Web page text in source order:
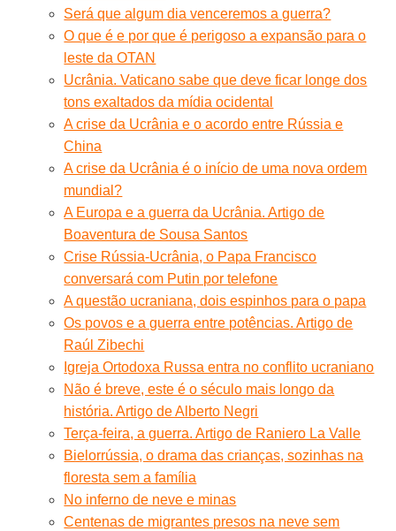
Será que algum dia venceremos a guerra?
O que é e por que é perigoso a expansão para o
leste da OTAN
Ucrânia. Vaticano sabe que deve ficar longe dos
tons exaltados da mídia ocidental
A crise da Ucrânia e o acordo entre Rússia e
China
A crise da Ucrânia é o início de uma nova ordem
mundial?
A Europa e a guerra da Ucrânia. Artigo de
Boaventura de Sousa Santos
Crise Rússia-Ucrânia, o Papa Francisco
conversará com Putin por telefone
A questão ucraniana, dois espinhos para o papa
Os povos e a guerra entre potências. Artigo de
Raúl Zibechi
Igreja Ortodoxa Russa entra no conflito ucraniano
Não é breve, este é o século mais longo da
história. Artigo de Alberto Negri
Terça-feira, a guerra. Artigo de Raniero La Valle
Bielorrússia, o drama das crianças, sozinhas na
floresta sem a família
No inferno de neve e minas
Centenas de migrantes presos na neve sem